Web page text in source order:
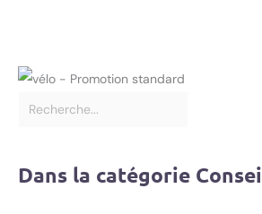
Dans la catégorie